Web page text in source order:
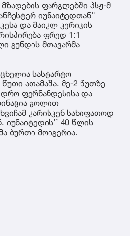
ფარგლებში პსჟ-მ
იუნაიტედთან''
და მაიკლ კერიკის
ფრედ 1:1
გუნდის მთავარმა
სასტარტო
ათამაშა. მე-2 წუთზე
დრო ფერნანდესისა და
გოლით
კარისკენ სახიფათოდ
იუნაიტედის’’ 40 წლის
ბურთი მოიგერია.